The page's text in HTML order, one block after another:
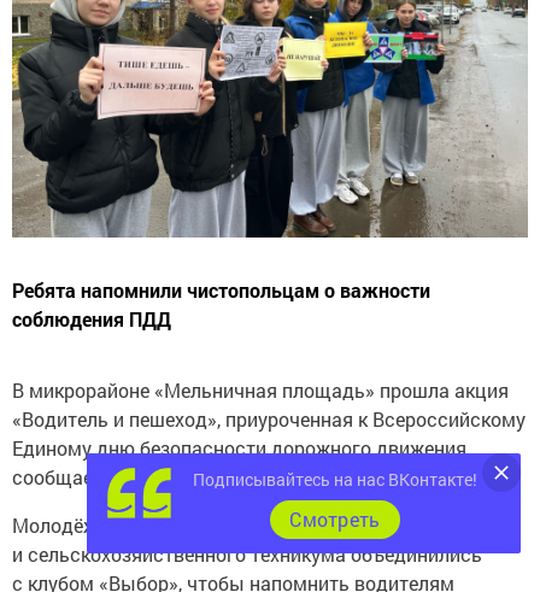
Ребята напомнили чистопольцам о важности
соблюдения ПДД
В микрорайоне «Мельничная площадь» прошла акция
«Водитель и пешеход», приуроченная к Всероссийскому
Единому дню безопасности дорожного движения,
сообщает 2Молодежь Чистополя».
Молодёжь из Чистопольского филиала КИУ
и сельскохозяйственного техникума объединились
с клубом «Выбор», чтобы напомнить водителям
Подписывайтесь на нас ВКонтакте!
Cмотреть